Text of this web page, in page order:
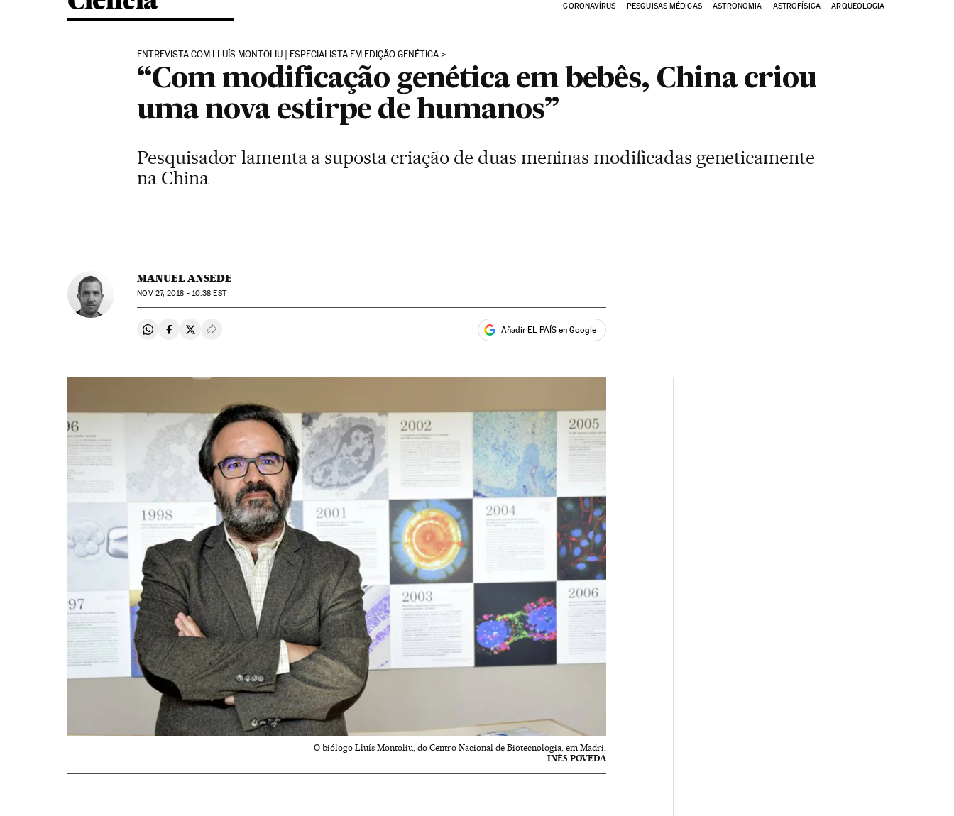
CORONAVÍRUS PESQUISAS MÉDICAS ASTRONOMIA ASTROFÍSICA ARQUEOLOGIA
ENTREVISTA COM LLUÍS MONTOLIU | ESPECIALISTA EM EDIÇÃO GENÉTICA
“Com modificação genética em bebês, China criou
uma nova estirpe de humanos”
Pesquisador lamenta a suposta criação de duas meninas modificadas geneticamente
na China
MANUEL ANSEDE
NOV27, 2018 - 10:38 EST
Compartir en Whatsapp
Compartir en Facebook
Compartir en Twitter
Desplegar Redes Sociales Añadir EL PAÍS en Google
O biólogo Lluís Montoliu, do Centro Nacional de Biotecnologia, em Madri.
INÉS POVEDA